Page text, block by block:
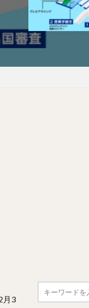
月3